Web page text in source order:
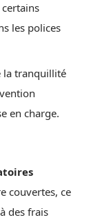
les polices
la tranquillité
en charge.
couvertes, ce
des frais